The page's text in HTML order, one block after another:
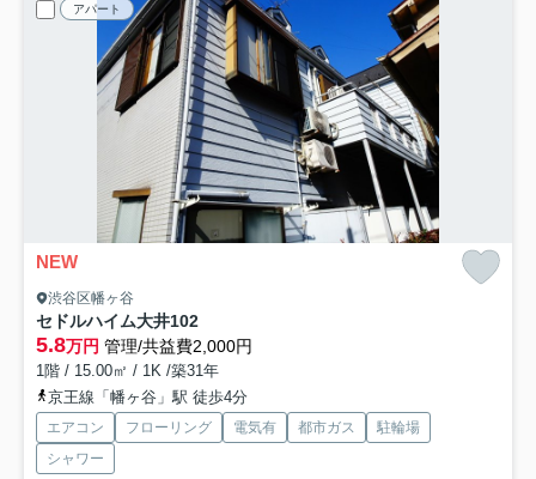
アパート
NEW
渋谷区幡ヶ谷
セドルハイム大井102
5.8万円 管理/共益費2,000円
1階 / 15.00㎡ / 1K /築31年
京王線「幡ヶ谷」駅 徒歩4分
エアコン フローリング 電気有 都市ガス
駐輪場
シャワー